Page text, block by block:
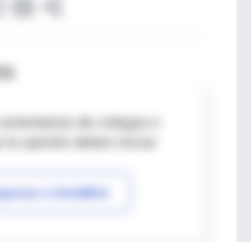
de colegas o
a IntraMed